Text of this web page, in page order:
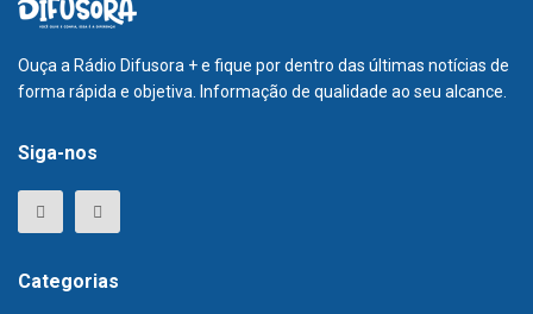
Ouça a Rádio Difusora + e fique por dentro das últimas notícias de
forma rápida e objetiva. Informação de qualidade ao seu alcance.
Siga-nos
Categorias